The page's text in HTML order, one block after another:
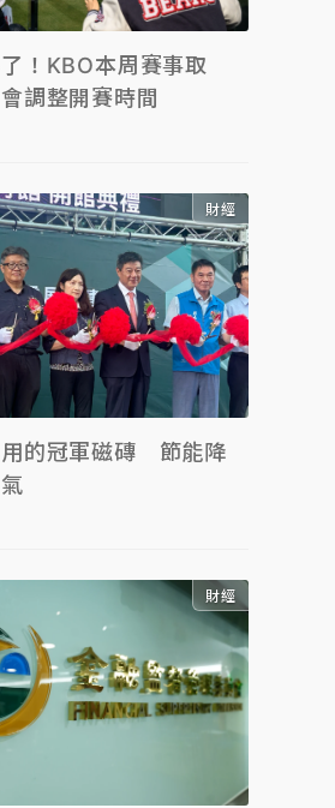
！KBO本周賽事取
調整開賽時間
財經
的冠軍磁磚 節能降
氣
財經